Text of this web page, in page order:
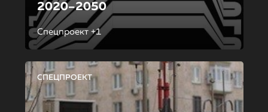
2020–2050
Спецпроект +1
СПЕЦПРОЕКТ